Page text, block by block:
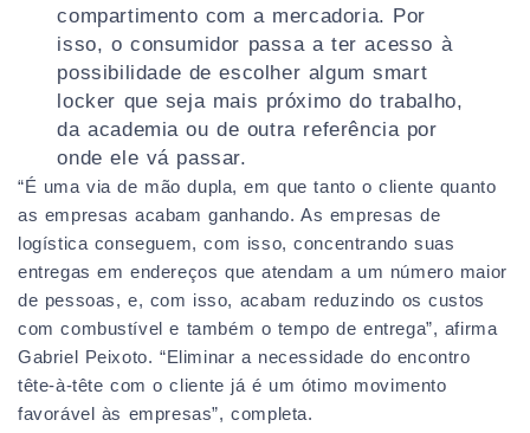
compartimento com a mercadoria. Por
isso, o consumidor passa a ter acesso à
possibilidade de escolher algum smart
locker que seja mais próximo do trabalho,
da academia ou de outra referência por
onde ele vá passar.
“É uma via de mão dupla, em que tanto o cliente quanto
as empresas acabam ganhando. As empresas de
logística conseguem, com isso, concentrando suas
entregas em endereços que atendam a um número maior
de pessoas, e, com isso, acabam reduzindo os custos
com combustível e também o tempo de entrega”, afirma
Gabriel Peixoto. “Eliminar a necessidade do encontro
tête-à-tête com o cliente já é um ótimo movimento
favorável às empresas”, completa.